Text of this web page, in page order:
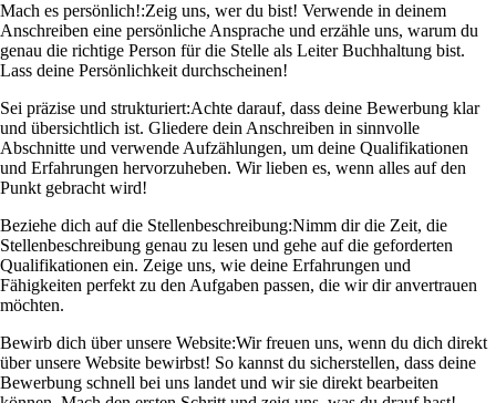
Mach es persönlich!:Zeig uns, wer du bist! Verwende in deinem
Anschreiben eine persönliche Ansprache und erzähle uns, warum du
genau die richtige Person für die Stelle als Leiter Buchhaltung bist.
Lass deine Persönlichkeit durchscheinen!
Sei präzise und strukturiert:Achte darauf, dass deine Bewerbung klar
und übersichtlich ist. Gliedere dein Anschreiben in sinnvolle
Abschnitte und verwende Aufzählungen, um deine Qualifikationen
und Erfahrungen hervorzuheben. Wir lieben es, wenn alles auf den
Punkt gebracht wird!
Beziehe dich auf die Stellenbeschreibung:Nimm dir die Zeit, die
Stellenbeschreibung genau zu lesen und gehe auf die geforderten
Qualifikationen ein. Zeige uns, wie deine Erfahrungen und
Fähigkeiten perfekt zu den Aufgaben passen, die wir dir anvertrauen
möchten.
Bewirb dich über unsere Website:Wir freuen uns, wenn du dich direkt
über unsere Website bewirbst! So kannst du sicherstellen, dass deine
Bewerbung schnell bei uns landet und wir sie direkt bearbeiten